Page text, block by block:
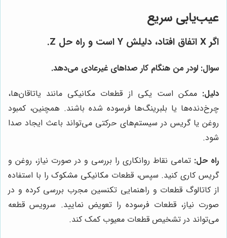
عیب‌یابی سریع
اگر X اتفاق افتاد، دلیلش Y است و راه حل Z.
سوال: لودر من هنگام کار صداهای غیرعادی می‌دهد.
دلیل: ممکن است یکی از قطعات مکانیکی مانند یاتاقان‌ها،
چرخ‌دنده‌ها یا بلبرینگ‌ها فرسوده شده باشند. همچنین، کمبود
روغن یا گریس در سیستم‌های حرکتی می‌تواند باعث ایجاد صدا
شود.
راه حل: تمامی نقاط روانکاری را بررسی و در صورت نیاز، روغن و
گریس کاری کنید. سپس، قطعات مکانیکی مشکوک را با استفاده
از کاتالوگ قطعات و راهنمایی تکنسین مجرب بررسی کرده و در
صورت نیاز، قطعات فرسوده را تعویض نمایید. سرویس قطعه
می‌تواند در تشخیص قطعات معیوب کمک کند.